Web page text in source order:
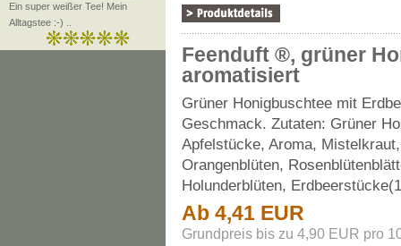
Ein super weißer Tee! Mein
Alltagstee :-) ..
Feenduft ®, grüner
aromatisiert
Grüner Honigbuschtee mit
Geschmack. Zutaten: Grüner
Apfelstücke, Aroma, Mistelkraut,
Orangenblüten,
Holunderblüten,
Ab 4,41 EUR
Grundpreis bis zu 4,90 EUR pro